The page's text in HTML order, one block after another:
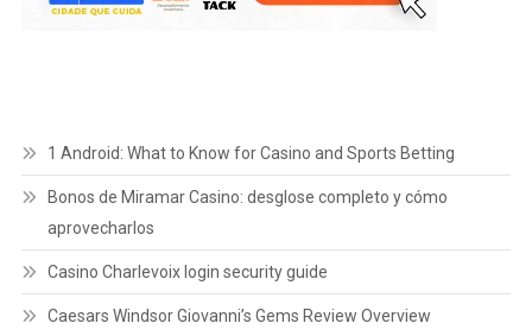
1 Android: What to Know for Casino and Sports Betting
Bonos de Miramar Casino: desglose completo y cómo
aprovecharlos
Casino Charlevoix login security guide
Caesars Windsor Giovanni’s Gems Review Overview